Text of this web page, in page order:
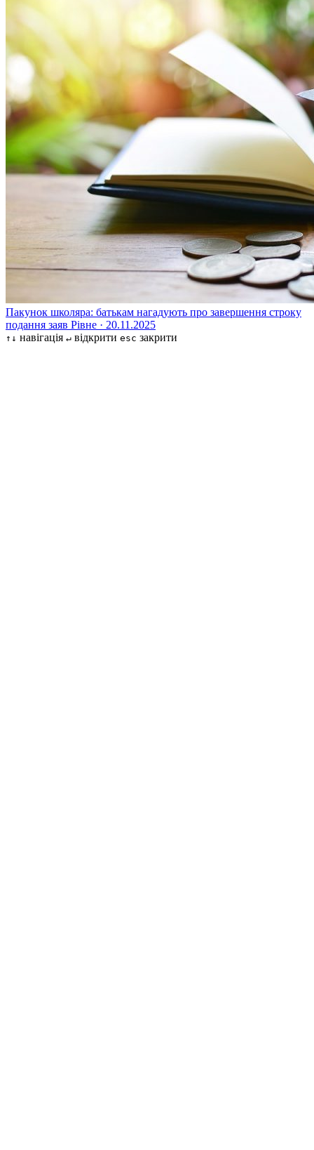
Пакунок школяра: батькам нагадують про завершення строку
подання заяв Рівне · 20.11.2025
↑↓ навігація ↵ відкрити esc закрити